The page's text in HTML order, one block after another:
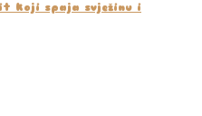
koji spaja svježinu i